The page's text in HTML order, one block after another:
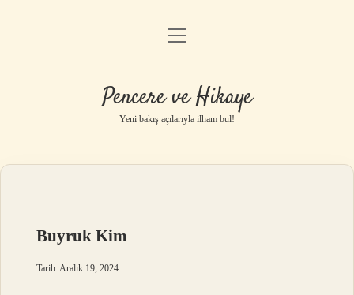
Anasayfa
Yasal Uyarı
menüyü
Pencere ve Hikaye
Yeni bakış açılarıyla ilham bul!
Buyruk Kim
Tarih: Aralık 19, 2024